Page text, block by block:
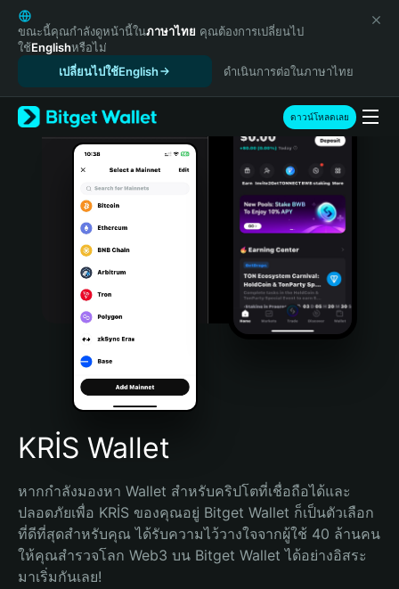
English
日本語
Tiếng Việt
Español (Latinoamérica)
Türkçe
Italiano
Português (Portugal)
Bahasa Indonesia
Português (Brasil)
Español (Argentina)
ขณะนี้คุณกำลังดูหน้านี้ในภาษาไทย คุณต้องการเปลี่ยนไป
ใช้Englishหรือไม่
เปลี่ยนไปใช้English
ดำเนินการต่อในภาษาไทย
ดาวน์โหลดเลย
KRİS Wallet
หากกำลังมองหา Wallet สำหรับคริปโตที่เชื่อถือได้และ
ปลอดภัยเพื่อ KRİS ของคุณอยู่ Bitget Wallet ก็เป็นตัวเลือก
ที่ดีที่สุดสำหรับคุณ ได้รับความไว้วางใจจากผู้ใช้ 40 ล้านคน
ให้คุณสำรวจโลก Web3 บน Bitget Wallet ได้อย่างอิสระ
มาเริ่มกันเลย!